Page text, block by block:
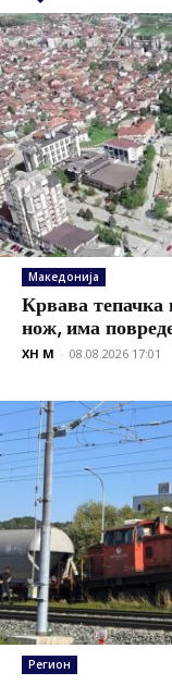
Македонија
Крвава тепачка
нож, има
XH M - 08.08.2026 17:01
Регион